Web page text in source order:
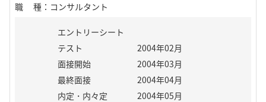
職種 ： コンサルタント
エントリーシート
テスト
2004年02月
面接開始
2004年03月
最終面接
2004年04月
内定・内々定
2004年05月